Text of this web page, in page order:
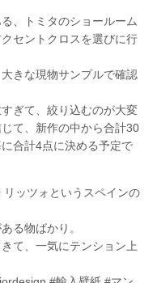
、トミタのショールーム
セントクロスを選びに行
きな現物サンプルで確認
ぎて、絞り込むのが大変
て、新作の中から合計30
合計4点に決める予定で
ッツォというスペインの
る物ばかり。
て、一気にテンション上